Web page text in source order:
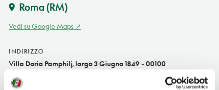
Roma (RM)
Vedi su Google Maps
INDIRIZZO
Villa Doria Pamphilj, largo 3 Giugno 1849 - 00100
Lazio